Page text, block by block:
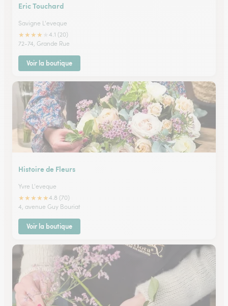
Eric Touchard
Savigne L'eveque
★★★★
4.1 (20)
72-74, Grande Rue
Voir la boutique
Histoire de Fleurs
Yvre L'eveque
★★★★★4.8 (70)
4, avenue Guy Bouriat
Voir la boutique